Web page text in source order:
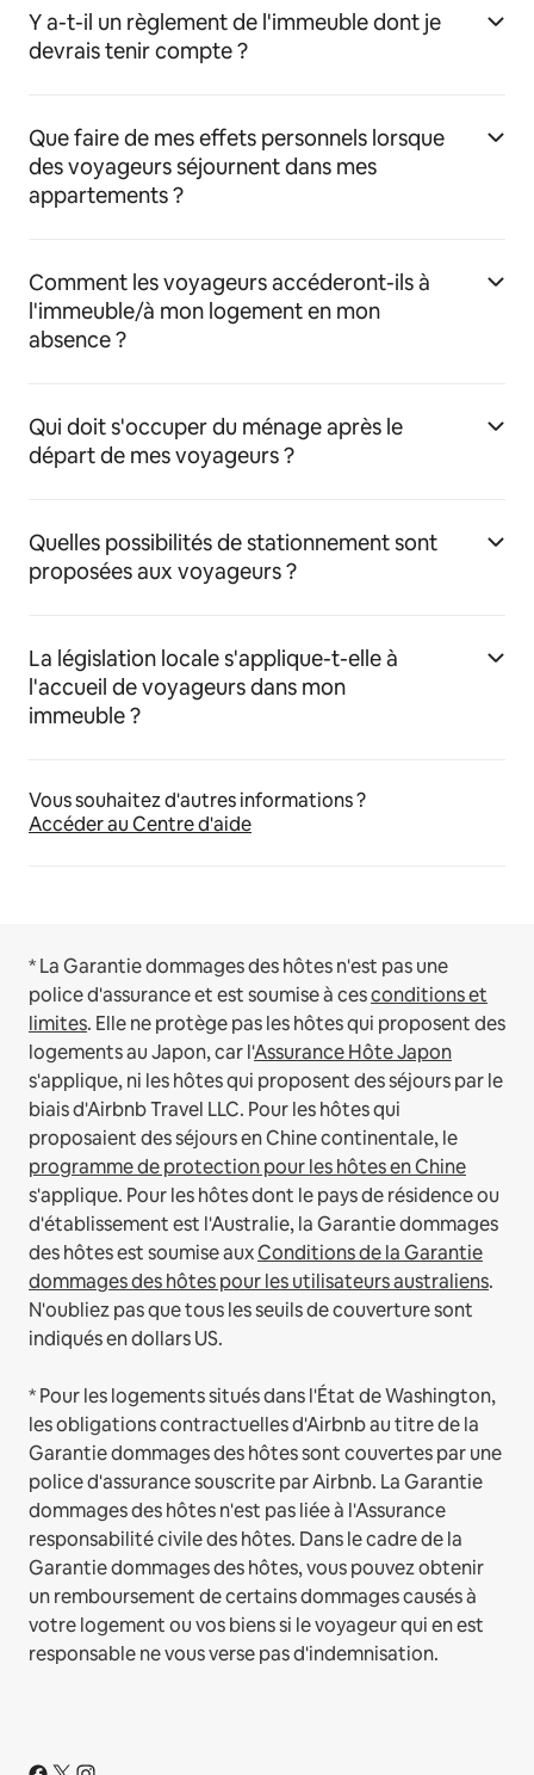
Y a-t-il un règlement de l'immeuble dont je
devrais tenir compte ?
Que faire de mes effets personnels lorsque
des voyageurs séjournent dans mes
appartements ?
Comment les voyageurs accéderont-ils à
l'immeuble/à mon logement en mon
absence ?
Qui doit s'occuper du ménage après le
départ de mes voyageurs ?
Quelles possibilités de stationnement sont
proposées aux voyageurs ?
La législation locale s'applique-t-elle à
l'accueil de voyageurs dans mon
immeuble ?
Vous souhaitez d'autres informations ?
Accéder au Centre d'aide
* La Garantie dommages des hôtes n'est pas une
police d'assurance et est soumise à cesconditions et
limites. Elle ne protège pas les hôtes qui proposent des
logements au Japon, car l'Assurance Hôte Japon
s'applique, ni les hôtes qui proposent des séjours par le
biais d'Airbnb Travel LLC. Pour les hôtes qui
proposaient des séjours en Chine continentale, le
programme de protection pour les hôtes en Chine
s'applique. Pour les hôtes dont le pays de résidence ou
d'établissement est l'Australie, la Garantie dommages
des hôtes est soumise auxConditions de la Garantie
dommages des hôtes pour les utilisateurs australiens.
N'oubliez pas que tous les seuils de couverture sont
indiqués en dollars US.
* Pour les logements situés dans l'État de Washington,
les obligations contractuelles d'Airbnb au titre de la
Garantie dommages des hôtes sont couvertes par une
police d'assurance souscrite par Airbnb. La Garantie
dommages des hôtes n'est pas liée à l'Assurance
responsabilité civile des hôtes. Dans le cadre de la
Garantie dommages des hôtes, vous pouvez obtenir
un remboursement de certains dommages causés à
votre logement ou vos biens si le voyageur qui en est
responsable ne vous verse pas d'indemnisation.